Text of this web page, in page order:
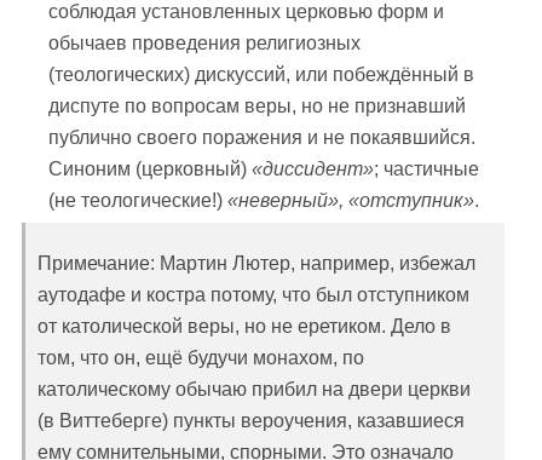
соблюдая установленных церковью форм и
обычаев проведения религиозных
(теологических) дискуссий, или побеждённый в
диспуте по вопросам веры, но не признавший
публично своего поражения и не покаявшийся.
Синоним (церковный) «диссидент»; частичные
(не теологические!)«неверный», «отступник».
Примечание: Мартин Лютер, например, избежал
аутодафе и костра потому, что был отступником
от католической веры, но не еретиком. Дело в
том, что он, ещё будучи монахом, по
католическому обычаю прибил на двери церкви
(в Виттеберге) пункты вероучения, казавшиеся
ему сомнительными, спорными. Это означало